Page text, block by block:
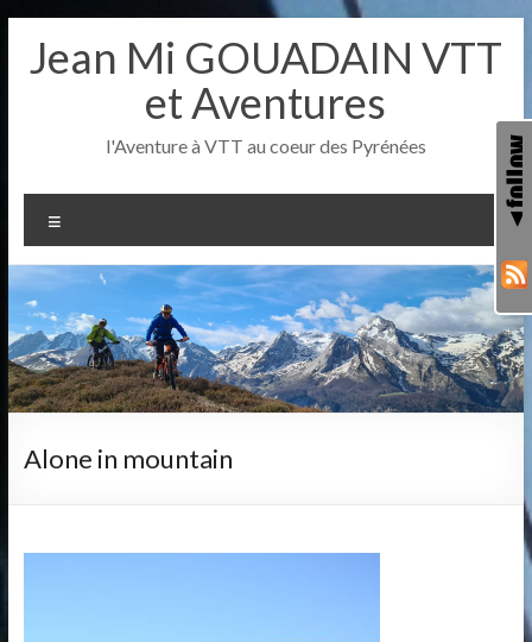
contenu
Jean Mi GOUADAIN VTT
et Aventures
l'Aventure à VTT au coeur des Pyrénées
Alone in mountain